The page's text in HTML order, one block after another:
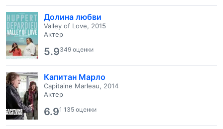
Долина любви
Valley of Love, 2015
Актер
5.9349 оценки
Капитан Марло
Capitaine Marleau, 2014
Актер
6.91 135 оценки